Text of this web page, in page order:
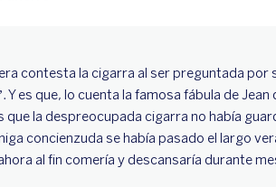
contesta la cigarra al ser preguntada por
es que, lo cuenta la famosa fábula de Jean
que la despreocupada cigarra no había
concienzuda se había pasado el largo
al fin comería y descansaría durante